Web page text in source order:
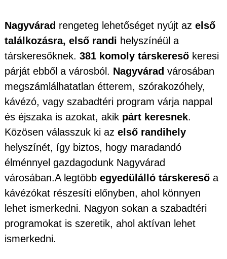
Nagyvárad rengeteg lehetőséget nyújt az első
találkozásra, első randi helyszínéül a
társkeresőknek. 381 komoly társkereső keresi
párját ebből a városból. Nagyvárad városában
megszámlálhatatlan étterem, szórakozóhely,
kávézó, vagy szabadtéri program várja nappal
és éjszaka is azokat, akik párt keresnek.
Közösen válasszuk ki az első randihely
helyszínét, így biztos, hogy maradandó
élménnyel gazdagodunk Nagyvárad
városában.A legtöbb egyedülálló társkereső a
kávézókat részesíti előnyben, ahol könnyen
lehet ismerkedni. Nagyon sokan a szabadtéri
programokat is szeretik, ahol aktívan lehet
ismerkedni.